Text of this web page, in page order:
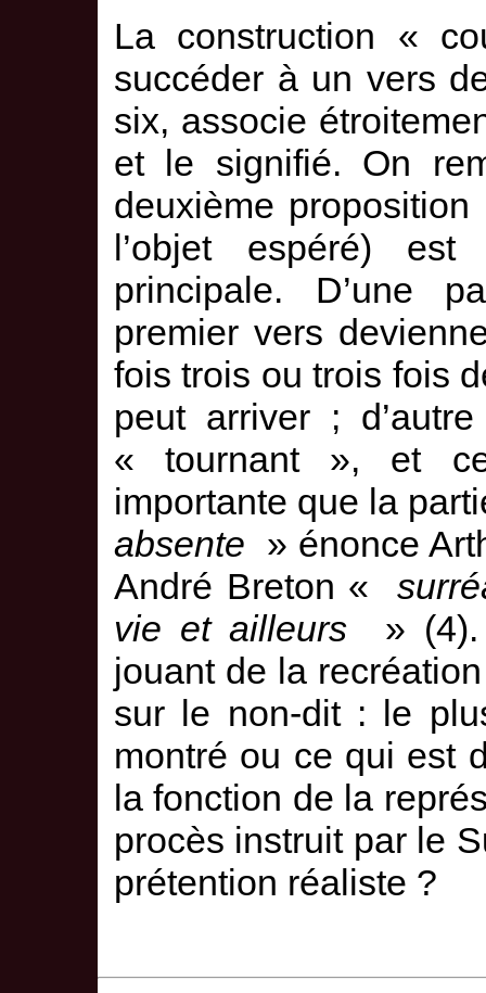
La construction «
succéder à un vers
six, associe
et le signifié. On
deuxième
l’objet espéré)
principale. D’une
premier vers
fois trois ou trois fois
peut arriver ;
« tournant », et
importante que la
absente » énonce
André Breton «
vie et ailleurs » (4).
jouant de la
sur le non-dit : le
montré ou ce qui est
la fonction de la
procès instruit par le
prétention réaliste ?